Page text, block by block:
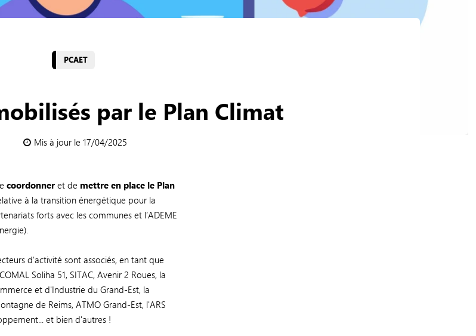
PCAET
par le Plan Climat
Mis à jour le 17/04/2025
coordonneret de mettre en place le Plan
à la transition énergétique pour la
forts avec les communes et l’ADEME
d'activité sont associés, en tant que
Soliha 51, SITAC, Avenir 2 Roues, la
et d'Industrie du Grand-Est, la
de Reims, ATMO Grand-Est, l'ARS
et bien d'autres !